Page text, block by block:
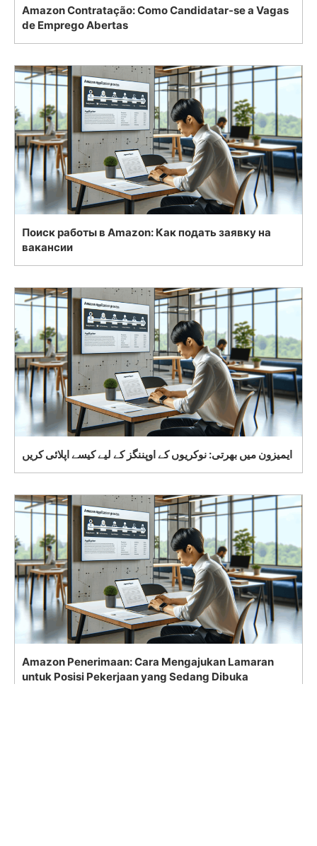
Amazon Contratação: Como Candidatar-se a Vagas
de Emprego Abertas
Поиск работы в Amazon: Как подать заявку на
вакансии
ایمیزون میں بھرتی: نوکریوں کے اوپننگز کے لیے کیسے اپلائی کریں
Amazon Penerimaan: Cara Mengajukan Lamaran
untuk Posisi Pekerjaan yang Sedang Dibuka